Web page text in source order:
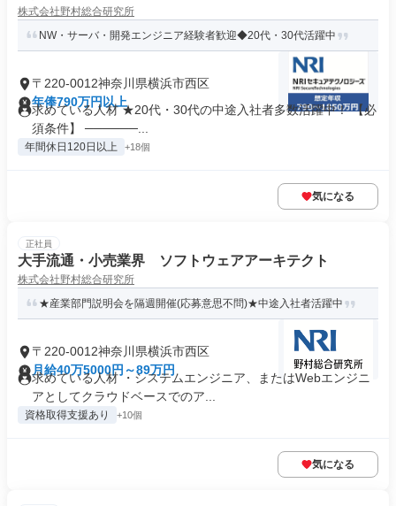
株式会社野村総合研究所
NW・サーバ・開発エンジニア経験者歓迎◆20代・30代活躍中
〒220-0012神奈川県横浜市西区
年俸790万円以上
求めている人材 ★20代・30代の中途入社者多数活躍中！ 【必
須条件】 ──────...
年間休日120日以上 +18個
気になる
正社員
大手流通・小売業界 ソフトウェアアーキテクト
株式会社野村総合研究所
★産業部門説明会を隔週開催(応募意思不問)★中途入社者活躍中
〒220-0012神奈川県横浜市西区
月給40万5000円～89万円
求めている人材 ・システムエンジニア、またはWebエンジニ
アとしてクラウドベースでのア...
資格取得支援あり +10個
気になる